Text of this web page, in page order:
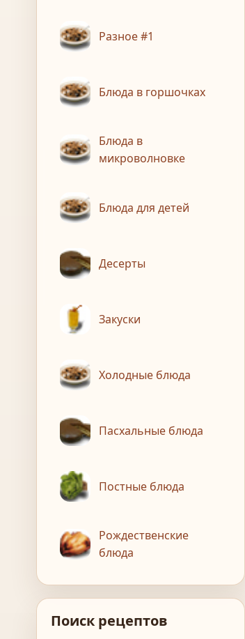
Разное #1
Блюда в горшочках
Блюда в
микроволновке
Блюда для детей
Десерты
Закуски
Холодные блюда
Пасхальные блюда
Постные блюда
Рождественские
блюда
Поиск рецептов